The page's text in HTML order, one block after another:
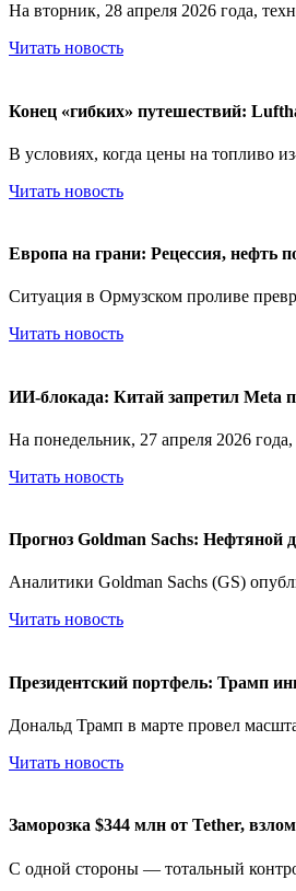
На вторник, 28 апреля 2026 года,
Читать новость
Конец «гибких» путешествий:
В условиях, когда цены на топливо
Читать новость
Европа на грани: Рецессия, нефть
Ситуация в Ормузском проливе
Читать новость
ИИ-блокада: Китай запретил Meta
На понедельник, 27 апреля 2026
Читать новость
Прогноз Goldman Sachs: Нефтяной
Аналитики Goldman Sachs (GS)
Читать новость
Президентский портфель: Трамп
Дональд Трамп в марте провел
Читать новость
Заморозка $344 млн от Tether,
С одной стороны — тотальный